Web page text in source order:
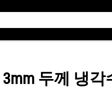
두께 냉